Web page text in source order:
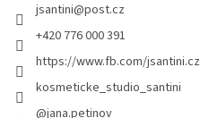
jsantini@post.cz
+420 776 000 391
https://www.fb.com/jsantini.cz
kosmeticke_studio_santini
@jana.petinov